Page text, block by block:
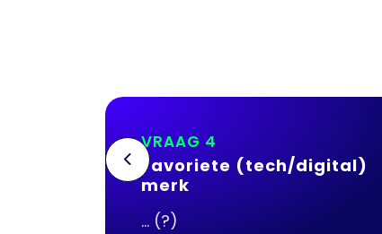
Previous
VRAAG 5
Wat zou je graag
meenemen naar je werk?
Waf, Woef woef! (Een lekker